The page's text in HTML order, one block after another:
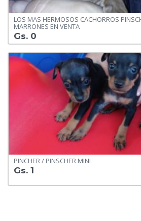
LOS MAS HERMOSOS CACHORROS
MARRONES EN VENTA
Gs. 0
PINCHER / PINSCHER MINI
Gs. 1